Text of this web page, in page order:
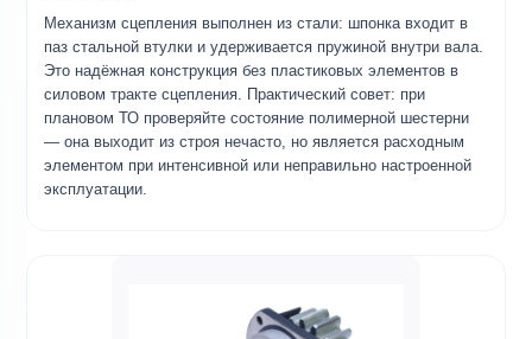
Механизм сцепления выполнен из стали: шпонка входит в
паз стальной втулки и удерживается пружиной внутри вала.
Это надёжная конструкция без пластиковых элементов в
силовом тракте сцепления. Практический совет: при
плановом ТО проверяйте состояние полимерной шестерни
— она выходит из строя нечасто, но является расходным
элементом при интенсивной или неправильно настроенной
эксплуатации.